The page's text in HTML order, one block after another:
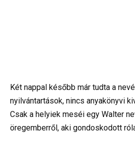
Két nappal később már tudta a
nyilvántartások, nincs anyakönyvi
Csak a helyiek meséi egy Walter
öregemberről, aki gondoskodott